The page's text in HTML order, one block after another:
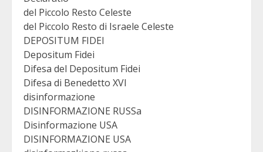
del Piccolo Resto Celeste
del Piccolo Resto di Israele Celeste
DEPOSITUM FIDEI
Depositum Fidei
Difesa del Depositum Fidei
Difesa di Benedetto XVI
disinformazione
DISINFORMAZIONE RUSSa
Disinformazione USA
DISINFORMAZIONE USA